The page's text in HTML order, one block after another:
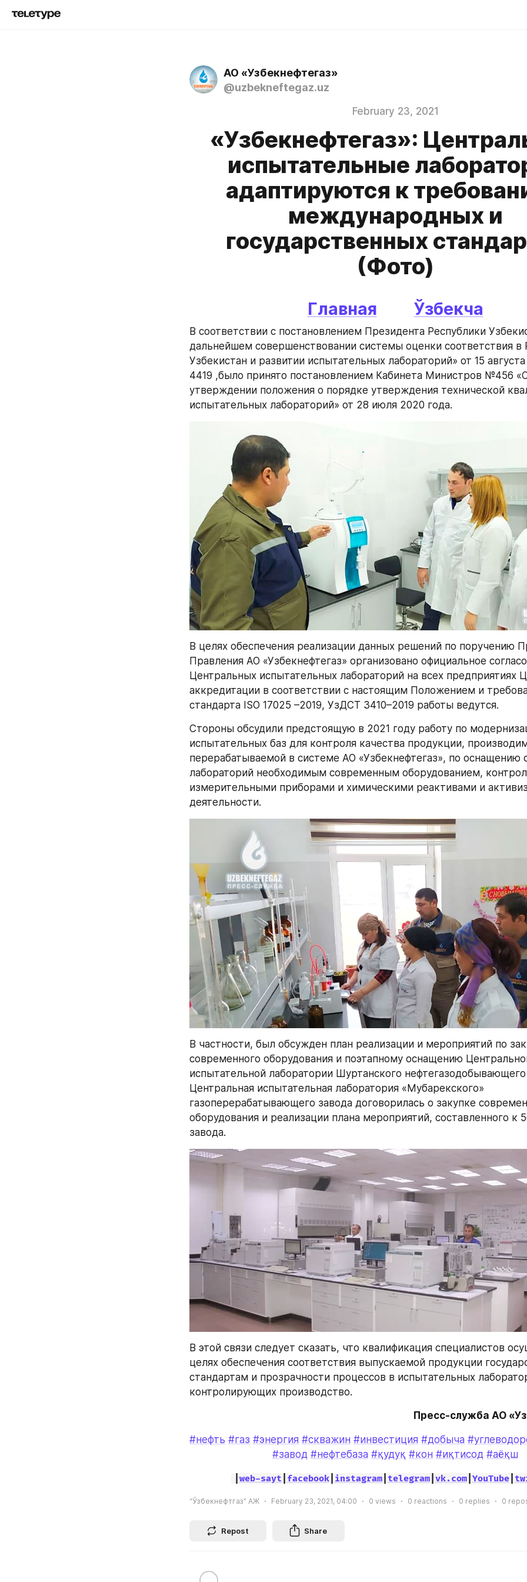
АО «Узбекнефтегаз»
@uzbekneftegaz.uz
February 23, 2021
«Узбекнефтегаз»:
испытательные
адаптируются к
международных и
государственных
(Фото)
Главная Ўзбекча
В соответствии с постановлением Президента Республики
дальнейшем совершенствовании системы оценки соответствия в
Узбекистан и развитии испытательных лабораторий» от 15
4419 ,было принято постановлением Кабинета Министров №456
утверждении положения о порядке утверждения технической
испытательных лабораторий» от 28 июля 2020 года.
В целях обеспечения реализации данных решений по поручению
Правления АО «Узбекнефтегаз» организовано официальное
Центральных испытательных лабораторий на всех предприятиях
аккредитации в соответствии с настоящим Положением и
стандарта ISO 17025 –2019, УзДСТ 3410–2019 работы ведутся.
Стороны обсудили предстоящую в 2021 году работу по
испытательных баз для контроля качества продукции,
перерабатываемой в системе АО «Узбекнефтегаз», по
лабораторий необходимым современным оборудованием,
измерительными приборами и химическими реактивами и
деятельности.
В частности, был обсужден план реализации и мероприятий по
современного оборудования и поэтапному оснащению
испытательной лаборатории Шуртанского
Центральная испытательная лаборатория «Мубарекского»
газоперерабатывающего завода договорилась о закупке
оборудования и реализации плана мероприятий, составленного к
завода.
В этой связи следует сказать, что квалификация специалистов
целях обеспечения соответствия выпускаемой продукции
стандартам и прозрачности процессов в испытательных
контролирующих производство.
Пресс-служба АО
#нефть #газ #энергия #скважин #инвестиция #добыча
#завод #нефтебаза #қудуқ #кон #иқтисод #аёқш
web-sayt facebook| instagram| telegram| vk.com| YouTube|
“Ўзбекнефтгаз” АЖ February 23, 2021, 04:00 0 views 0 reactions 0 replies 0
Repost Share